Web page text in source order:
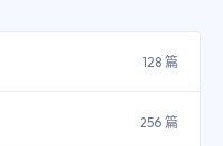
128 篇
256 篇